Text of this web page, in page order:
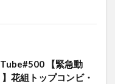
【緊急動
花組トップコンビ・